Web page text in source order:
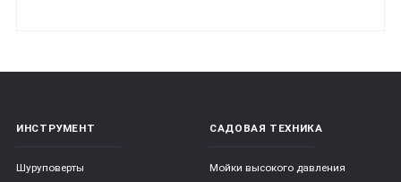
ИНСТРУМЕНТ
Шуруповерты
САДОВАЯ ТЕХНИКА
Мойки высокого давления